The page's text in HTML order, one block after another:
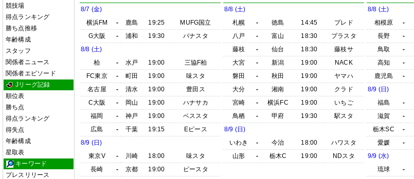
競技場
得点ランキング
勝ち点推移
年齢構成
スタッフ
関係者ニュース
関係者エピソード
Jリーグ記録
順位表
勝ち点
得点ランキング
得失点
年齢構成
星取表
キーワード
プレスリリース
8/7 (金)
横浜FM
- 鹿島 19:25
MUFG国立
G大阪
- 浦和 19:30
パナスタ
8/8 (土)
柏
- 水戸 19:00
三協F柏
FC東京
- 町田 19:00
味スタ
名古屋
- 清水 19:00
豊田ス
C大阪
- 岡山 19:00
ハナサカ
福岡
- 神戸 19:00
ベススタ
広島
- 千葉 19:15
Eピース
8/9 (日)
東京V
- 川崎 18:00
味スタ
長崎
- 京都 19:00 ピースタ
8/8 (土)
札幌
- 徳島 14:45
プレド
八戸
- 富山 18:30
プラスタ
藤枝
- 仙台 18:30
藤枝サ
大宮
- 新潟 19:00
NACK
磐田
- 秋田 19:00
ヤマハ
大分
- 湘南 19:00
クラド
宮崎
- 横浜FC 19:00
いちご
鳥栖
- 甲府 19:30
駅スタ
8/9 (日)
いわき
- 今治 18:00
ハワスタ
山形
- 栃木C 19:00 NDスタ
8/8 (土)
相模原
-
長野
-
鳥取
-
高知
-
鹿児島
-
8/9 (日)
福島
-
滋賀
-
栃木SC
-
愛媛
-
9/9 (水)
琉球
-